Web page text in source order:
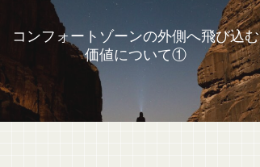
コンフォートゾーンの外側へ飛び込む
価値について①